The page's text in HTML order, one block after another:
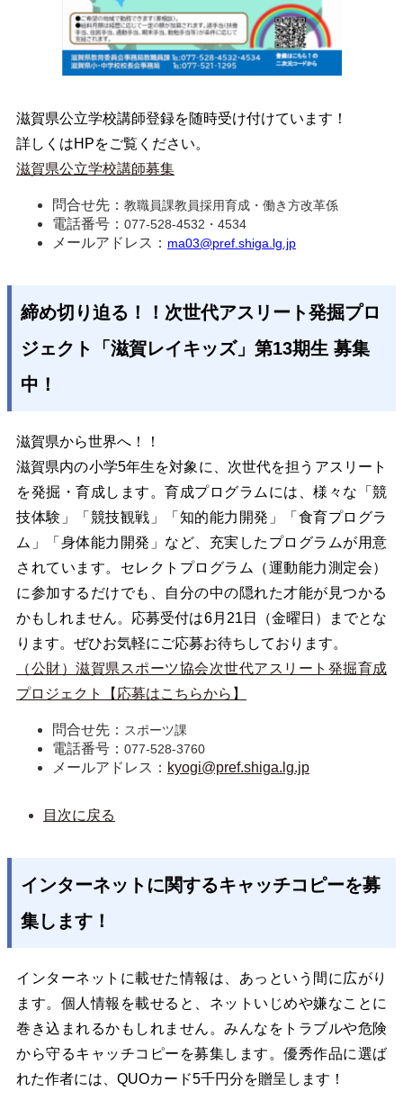
滋賀県公立学校講師登録を随時受け付けています！
詳しくはHPをご覧ください。
滋賀県公立学校講師募集
問合せ先： 教職員課教員採用育成・働き方改革係
電話番号： 077-528-4532・4534
メールアドレス： ma03@pref.shiga.lg.jp
締め切り迫る！！次世代アスリート発掘プロ
ジェクト「滋賀レイキッズ」第13期生 募集
中！
滋賀県から世界へ！！
滋賀県内の小学5年生を対象に、次世代を担うアスリート
を発掘・育成します。育成プログラムには、様々な「競
技体験」「競技観戦」「知的能力開発」「食育プログラ
ム」「身体能力開発」など、充実したプログラムが用意
されています。セレクトプログラム（運動能力測定会）
に参加するだけでも、自分の中の隠れた才能が見つかる
かもしれません。応募受付は6月21日（金曜日）までとな
ります。ぜひお気軽にご応募お待ちしております。
（公財）滋賀県スポーツ協会次世代アスリート発掘育成
プロジェクト【応募はこちらから】
問合せ先： スポーツ課
電話番号： 077-528-3760
メールアドレス： kyogi@pref.shiga.lg.jp
目次に戻る
インターネットに関するキャッチコピーを募
集します！
インターネットに載せた情報は、あっという間に広がり
ます。個人情報を載せると、ネットいじめや嫌なことに
巻き込まれるかもしれません。みんなをトラブルや危険
から守るキャッチコピーを募集します。優秀作品に選ば
れた作者には、QUOカード5千円分を贈呈します！